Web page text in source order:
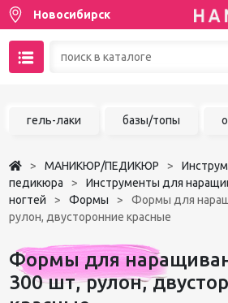
Новосибирск
Чат в MAX
Акции
Избранное
гель-лаки базы/топы
МАНИКЮР/ПЕДИКЮР
педикюра
Инструменты для
ногтей
Формы
Формы для
рулон, двусторонние красные
Формы для
300 шт, рулон,